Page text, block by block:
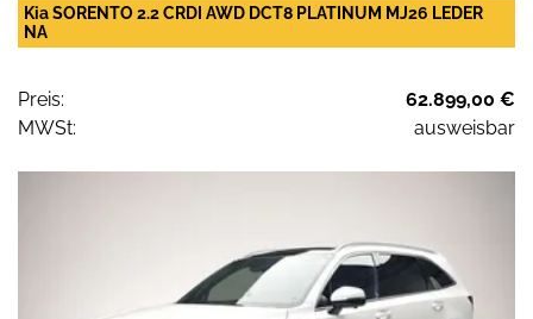
Kia SORENTO 2.2 CRDI AWD DCT8 PLATINUM MJ26 LEDER
NA
Preis:
62.899,00 €
MWSt:
ausweisbar